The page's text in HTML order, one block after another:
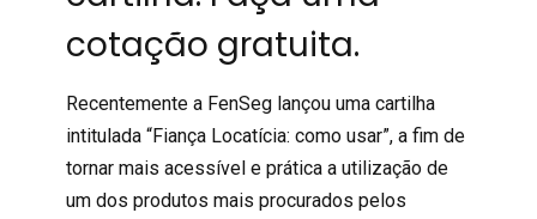
cotação gratuita.
Recentemente a FenSeg lançou uma cartilha
intitulada “Fiança Locatícia: como usar”, a fim de
tornar mais acessível e prática a utilização de
um dos produtos mais procurados pelos